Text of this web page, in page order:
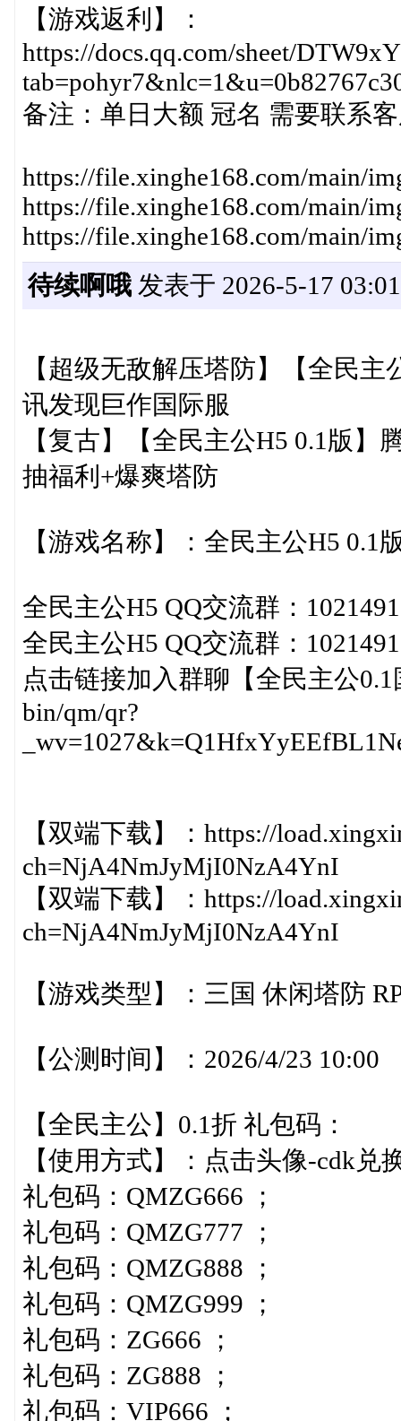
【游戏返利】：
https://docs.qq.com/sheet/
备注：单日大额 冠名 需要联系
https://file.xinghe168.com/main/
https://file.xinghe168.com/main/
https://file.xinghe168.com/main/
待续啊哦发表于 2026-5-17
【超级无敌解压塔防】【全民
讯发现巨作国际服
【复古】【全民主公H5 0.1版】
抽福利+爆爽塔防
【游戏名称】：全民主公H5 0.1
全民主公H5 QQ交流群：
全民主公H5 QQ交流群：
点击链接加入群聊【全民主公
bin/qm/qr?
【双端下载】：https://
ch=NjA4NmJyMjI0NzA4YnI
【双端下载】：https://
ch=NjA4NmJyMjI0NzA4YnI
【游戏类型】：三国 休闲塔防
【公测时间】：2026/4/23 10:00
【全民主公】0.1折 礼包码：
【使用方式】：点击头像-cdk兑
礼包码：QMZG666 ；
礼包码：QMZG777 ；
礼包码：QMZG888 ；
礼包码：QMZG999 ；
礼包码：ZG666 ；
礼包码：ZG888 ；
礼包码：VIP666 ；